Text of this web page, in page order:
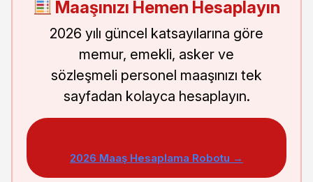
Maaşınızı Hemen Hesaplayın
2026 yılı güncel katsayılarına göre
memur, emekli, asker ve
sözleşmeli personel maaşınızı tek
sayfadan kolayca hesaplayın.
2026 Maaş Hesaplama Robotu →